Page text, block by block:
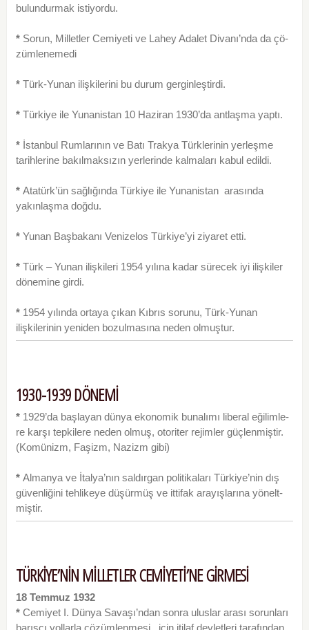
bulundurmak istiyordu.
* Sorun, Milletler Cemiyeti ve Lahey Adalet Divanı’nda da çö­
zümlenemedi
* Türk-Yunan ilişkilerini bu durum gerginleştirdi.
* Türkiye ile Yunanistan 10 Haziran 1930’da antlaşma yaptı.
* İstanbul Rumlarının ve Batı Trakya Türklerinin yerleşme
tarihlerine bakılmaksızın yerlerinde kalmaları kabul edildi.
* Atatürk’ün sağlığında Türkiye ile Yunanistan arasında
yakınlaşma doğdu.
* Yunan Başbakanı Venizelos Türkiye’yi ziyaret etti.
* Türk – Yunan ilişkileri 1954 yılına kadar sürecek iyi ilişkiler
dönemine girdi.
* 1954 yılında ortaya çıkan Kıbrıs sorunu, Türk-Yunan
ilişkilerinin yeniden bozulmasına neden olmuştur.
1930-1939 DÖNEMİ
* 1929’da başlayan dünya ekonomik bunalımı liberal eğilimle­
re karşı tepkilere neden olmuş, otoriter rejimler güçlenmiştir.
(Komünizm, Faşizm, Nazizm gibi)
* Almanya ve İtalya’nın saldırgan politikaları Türkiye’nin dış
güvenliğini tehlikeye düşürmüş ve ittifak arayışlarına yönelt­
miştir.
TÜRKİYE’NİN MİLLETLER CEMİYETİ’NE GİRMESİ
18 Temmuz 1932
* Cemiyet I. Dünya Savaşı’ndan sonra uluslar arası sorunları
barışçı yollarla çözümlenmesi için itilaf devletleri tarafından